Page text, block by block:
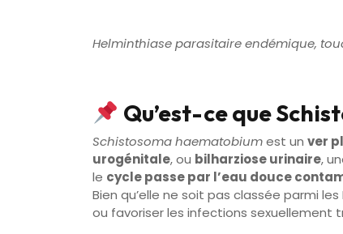
Helminthiase parasitaire endémique,
Qu’est-ce que
Schistosoma haematobiumest un ver
urogénitale, ou bilharziose urinaire,
le cycle passe par l’eau douce
Bien qu’elle ne soit pas classée parmi les
ou favoriser les infections